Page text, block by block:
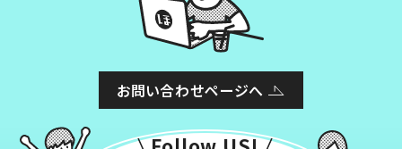
お問い合わせページへ